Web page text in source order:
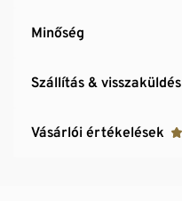
Minőség
Szállítás & visszaküldés
Vásárlói értékelések